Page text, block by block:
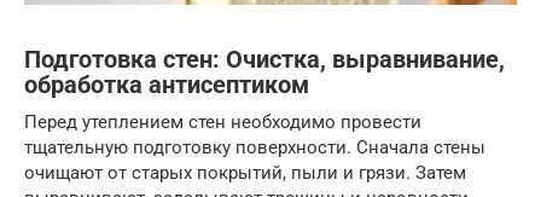
Подготовка стен: Очистка, выравнивание,
обработка антисептиком
Перед утеплением стен необходимо провести
тщательную подготовку поверхности. Сначала стены
очищают от старых покрытий, пыли и грязи. Затем